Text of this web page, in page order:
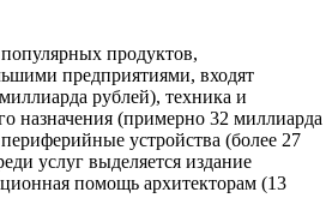
продуктов,
предприятиями, входят
рублей), техника и
назначения (примерно 32 миллиарда
устройства (более 27
услуг выделяется издание
помощь архитекторам (13